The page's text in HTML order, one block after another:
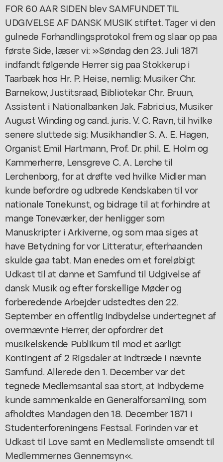
FOR 60 AAR SIDEN blev SAMFUNDET TIL
UDGIVELSE AF DANSK MUSIK stiftet. Tager vi den
gulnede Forhandlingsprotokol frem og slaar op paa
første Side, læser vi: »Søndag den 23. Juli 1871
indfandt følgende Herrer sig paa Stokkerup i
Taarbæk hos Hr. P. Heise, nemlig: Musiker Chr.
Barnekow, Justitsraad, Bibliotekar Chr. Bruun,
Assistent i Nationalbanken Jak. Fabricius, Musiker
August Winding og cand. juris. V. C. Ravn, til hvilke
senere sluttede sig: Musikhandler S. A. E. Hagen,
Organist Emil Hartmann, Prof. Dr. phil. E. Holm og
Kammerherre, Lensgreve C. A. Lerche til
Lerchenborg, for at drøfte ved hvilke Midler man
kunde befordre og udbrede Kendskaben til vor
nationale Tonekunst, og bidrage til at forhindre at
mange Toneværker, der henligger som
Manuskripter i Arkiverne, og som maa siges at
have Betydning for vor Litteratur, efterhaanden
skulde gaa tabt. Man enedes om et foreløbigt
Udkast til at danne et Samfund til Udgivelse af
dansk Musik og efter forskellige Møder og
forberedende Arbejder udstedtes den 22.
September en offentlig Indbydelse undertegnet af
overmævnte Herrer, der opfordrer det
musikelskende Publikum til mod et aarligt
Kontingent af 2 Rigsdaler at indtræde i nævnte
Samfund. Allerede den 1. December var det
tegnede Medlemsantal saa stort, at Indbyderne
kunde sammenkalde en Generalforsamling, som
afholdtes Mandagen den 18. December 1871 i
Studenterforeningens Festsal. Forinden var et
Udkast til Love samt en Medlemsliste omsendt til
Medlemmernes Gennemsyn«.